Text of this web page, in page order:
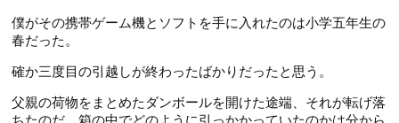
僕がその携帯ゲーム機とソフトを手に入れたのは小学五年生の
春だった。
確か三度目の引越しが終わったばかりだったと思う。
父親の荷物をまとめたダンボールを開けた途端、それが転げ落
ちたのだ。箱の中でどのように引っかかっていたのかは分から